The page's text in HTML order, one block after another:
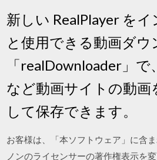
新しい RealPlayer を
と使用できる動画ダウ
「realDownloader」
など動画サイトの動画
して保存できます。
お客様は、「本ソフトウェア」に含
ノンのライセンサーの著作権表示を